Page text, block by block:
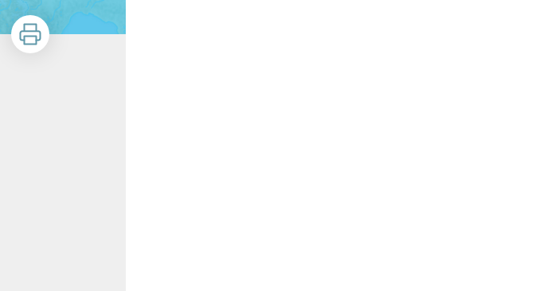
Stampa